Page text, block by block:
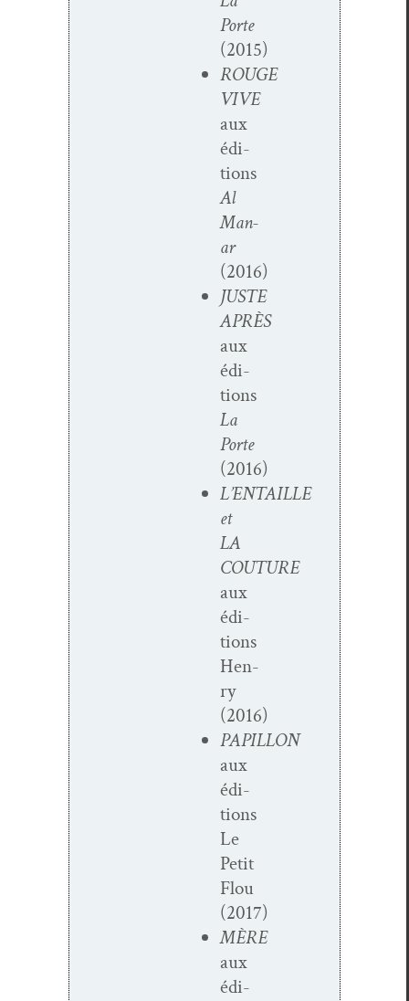
Porte
(2015)
ROUGE
VIVE
aux
édi­
tions
Al
Man­
ar
(2016)
JUSTE
APRÈS
aux
édi­
tions
La
Porte
(2016)
L’ENTAILLE
et
LA
COUTURE
aux
édi­
tions
Hen­
ry
(2016)
PAPILLON
aux
édi­
tions
Le
Petit
Flou
(2017)
MÈRE
aux
édi­